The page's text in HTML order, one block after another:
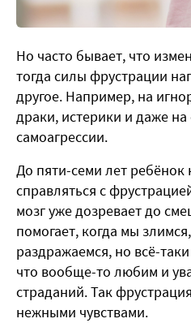
Но часто бывает, что
тогда силы фрустрации
другое. Например, на
драки, истерики и даже на
самоагрессии.
До пяти-семи лет ребёнок
справляться с
мозг уже дозревает до
помогает, когда мы
раздражаемся, но всё-
что вообще-то любим и
страданий. Так
нежными чувствами.